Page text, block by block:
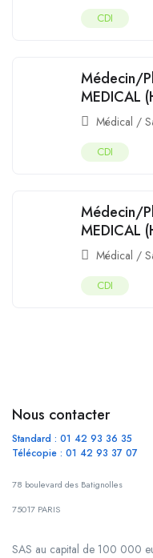
CDI
Médecin/
MEDICAL
Médical /
CDI
Médecin/
MEDICAL
Médical /
CDI
Nous contacter
Standard : 01 42 93 36 35
Télécopie : 01 42 93 37 07
78 boulevard des Batignolles
75017 PARIS
SAS au capital de 100 000